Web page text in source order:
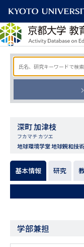
深町 加津枝
フカマチ カツエ
地球環境学堂 地球親和技
基本情報 研究
学部兼担